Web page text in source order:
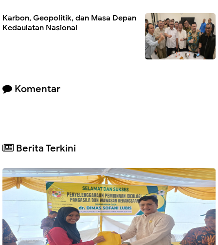
Karbon, Geopolitik, dan Masa Depan
Kedaulatan Nasional
Komentar
Berita Terkini